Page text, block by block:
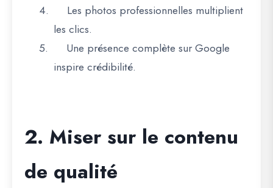
4.
Les photos professionnelles multiplient
les clics.
5.
Une présence complète sur Google
inspire crédibilité.
2. Miser sur le contenu
de qualité